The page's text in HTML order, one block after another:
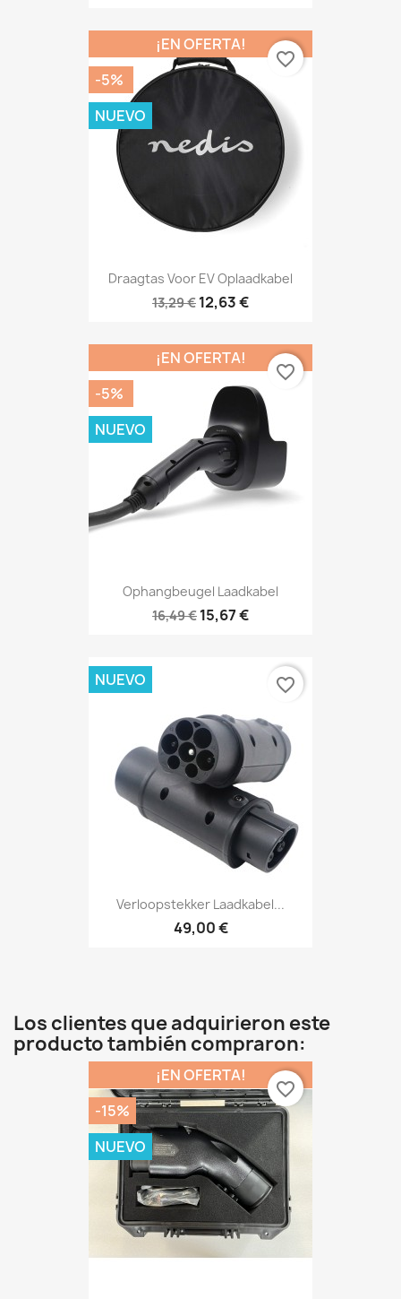
Draagtas Voor EV Oplaadkabel
13,29 € 12,63 €
¡EN OFERTA!
-5%
NUEVO
favorite_border
Ophangbeugel Laadkabel
16,49 € 15,67 €
¡EN OFERTA!
-5%
NUEVO
favorite_border
Verloopstekker Laadkabel...
49,00 €
NUEVO favorite_border
Los clientes que adquirieron este
producto también compraron:
¡EN OFERTA!
-15%
NUEVO
favorite_border